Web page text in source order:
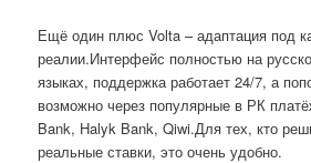
Ещё один плюс Volta – адаптация под
реалии.Интерфейс полностью на
языках, поддержка работает 24/7, а
возможно через популярные в РК
Bank, Halyk Bank, Qiwi.Для тех, кто
реальные ставки, это очень удобно.